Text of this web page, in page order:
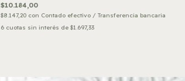
$10.184,00
$8.147,20 con Contado efectivo / Transferencia bancaria
6 cuotas sin interés de$1.697,33